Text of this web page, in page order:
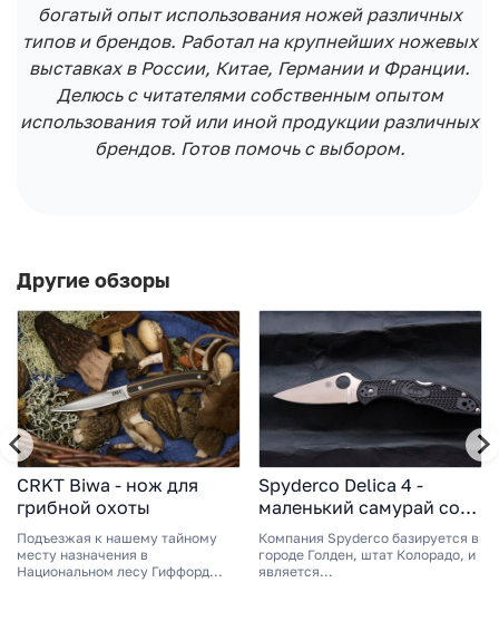
богатый опыт использования ножей различных
типов и брендов. Работал на крупнейших ножевых
выставках в России, Китае, Германии и Франции.
Делюсь с читателями собственным опытом
использования той или иной продукции различных
брендов. Готов помочь с выбором.
Другие обзоры
CRKT Biwa - нож для
грибной охоты
Подъезжая к нашему тайному
месту назначения в
Национальном лесу Гиффорд...
Spyderco Delica 4 -
маленький самурай со
стальным характером
Компания Spyderco базируется в
городе Голден, штат Колорадо, и
является...